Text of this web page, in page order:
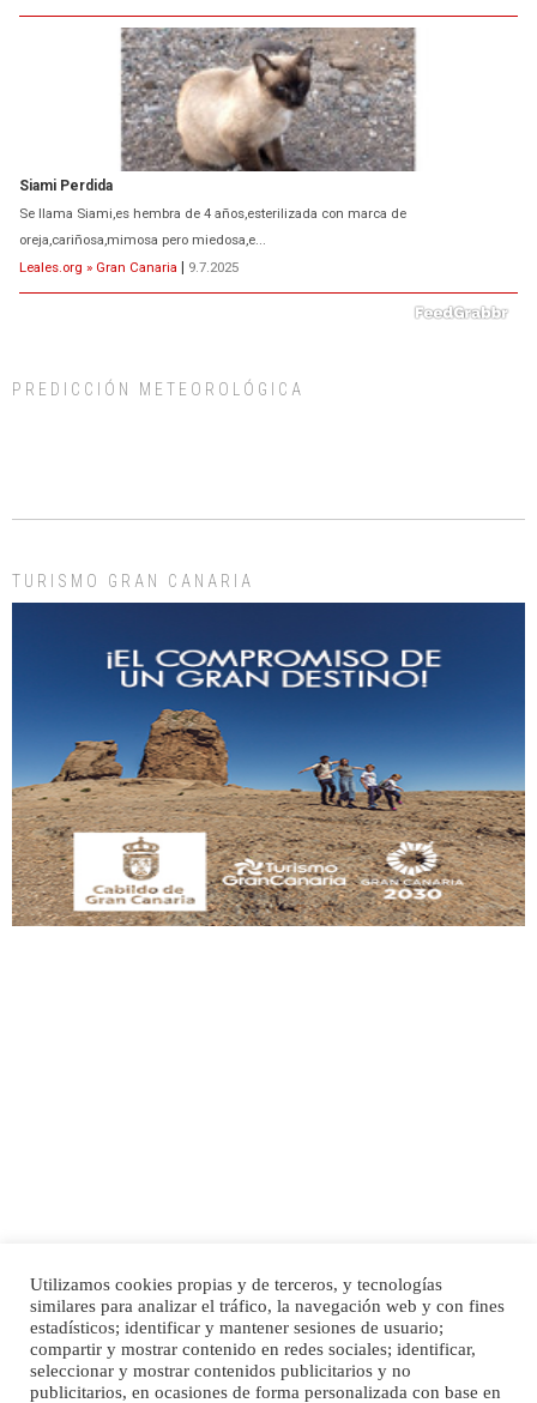
Siami Perdida
Se llama Siami,es hembra de 4 años,esterilizada con marca de
oreja,cariñosa,mimosa pero miedosa,e...
Leales.org » Gran Canaria | 9.7.2025
días, ella incluida...
Gato manso encontrado
Este gato macho ha aparecido en la calle hace menos de un mes, es muy
manso y extremadamente cari...
Leales.org » Gran Canaria | 9.7.2025
SHIBA PERDIDO AVDA JOSE MESA Y LOPEZ
PERRO MACHO RAZA SHIBA CON MICROCHIP PERDIDO HOY 06/07/2025 ZONA
MESA Y LOPEZ. ES MUY ASUSTADIZO
Leales.org » Gran Canaria | 6.7.2025
PREDICCIÓN METEOROLÓGICA
TURISMO GRAN CANARIA
Inicio Publicidad
Política de privacidad
Aviso Legal
Cláusula de Cookies
Enlaces de interés
Utilizamos cookies propias y de terceros, y tecnologías
similares para analizar el tráfico, la navegación web y con fines
estadísticos; identificar y mantener sesiones de usuario;
compartir y mostrar contenido en redes sociales; identificar,
seleccionar y mostrar contenidos publicitarios y no
publicitarios, en ocasiones de forma personalizada con base en